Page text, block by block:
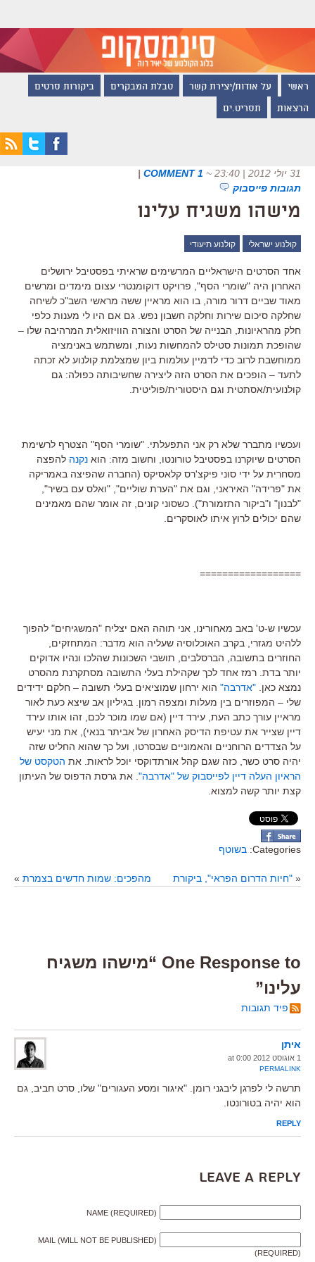
ראשי על אודות/יצירת קשר טבלת המבקרים ביקורות סרטים
הרצאות תסריט.ים
31 יולי 2012 | 23:40 ~
1 COMMENT
|
תגובות פייסבוק
מישהו משגיח עלינו
קולנוע ישראלי קולנוע תיעודי
אחד הסרטים הישראליים המרשימים שראיתי בפסטיבל ירושלים
האחרון היה "שומרי הסף", פרויקט דוקומנטרי עצום מימדים ומרשים
מאוד שביים דרור מורה, בו הוא מראיין ששה מראשי השב"כ לשיחה
שחלקה סיכום שירות וחלקה חשבון נפש. גם אם היו לי מענות כלפי
חלק מהראיונות, הבנייה של הסרט והצורה הוויזואלית המרהיבה שלו –
שהופכת תמונות סטילס להמחשות נעות, ומשתמש באנימציה
ממוחשבת לרוב כדי לדמיין עולמות ביון שמצלמת קולנוע לא זכתה
לתעד – הופכים את הסרט הזה ליצירה שחשיבותה כפולה: גם
קולנועית/אסתטית וגם היסטורית/פוליטית.
ועכשיו מתברר שלא רק אני התפעלתי. "שומרי הסף" הצטרף לרשימת
הסרטים שיוקרנו בפסטיבל טורונטו, וחשוב מזה: הוא נקנה להפצה
מסחרית על ידי סוני פיקצ'רס קלאסיקס (החברה שהפיצה באמריקה
את "פרידה" האיראני, וגם את "הערת שוליים", "ואלס עם בשיר",
"לבנון" ו"ביקור התזמורת"). כשסוני קונים, זה אומר שהם מאמינים
שהם יכולים לרוץ איתו לאוסקרים.
==================
עכשיו ש-ט' באב מאחורינו, אני תוהה האם יצליח "המשגיחים" להפוך
ללהיט מגזרי, בקרב האוכלוסיה שעליה הוא מדבר: המתחזקים,
החוזרים בתשובה, הברסלבים, תושבי השכונות שהלכו ונהיו אדוקים
יותר בדת. רמז אחד לכך שקהילת בעלי התשובה מסתקרנת מהסרט
נמצא כאן. "אדרבה" הוא ירחון שמוציאים בעלי תשובה – חלקם ידידים
שלי – המפוזרים בין מעלות ומצפה רמון. בגיליון אב שיצא כעת לאור
מראיין עורך כתב העת, עירד דיין (אם שמו מוכר לכם, זהו אותו עירד
דיין שצייר את עטיפת הדיסק האחרון של אביתר בנאי), את מני יעיש
על הצדדים הרוחניים והאמוניים שבסרטו, ועל כך שהוא החליט שזה
יהיה סרט כשר, כזה שגם קהל אורתדוקסי יוכל לראות. את הטקסט של
הראיון העלה דיין לפייסבוק של "אדרבה" . את גרסת הדפוס של העיתון
קצת יותר קשה למצוא.
Categories: בשוטף
« "חיות הדרום הפראי", ביקורת מהפכים: שמות חדשים בצמרת »
One Response to “מישהו משגיח
עלינו”
פיד תגובות
איתן
1 אוגוסט 2012 at 0:00
PERMALINK
תרשה לי לפרגן ליבגני רומן. "איגור ומסע העגורים" שלו, סרט חביב, גם
הוא יהיה בטורונטו.
REPLY
Leave a Reply
NAME (REQUIRED)
MAIL (WILL NOT BE PUBLISHED)
(REQUIRED)